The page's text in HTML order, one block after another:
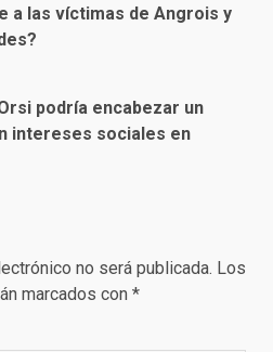
a las víctimas de Angrois y
podría encabezar un
intereses sociales en
no será publicada. Los
marcados con *